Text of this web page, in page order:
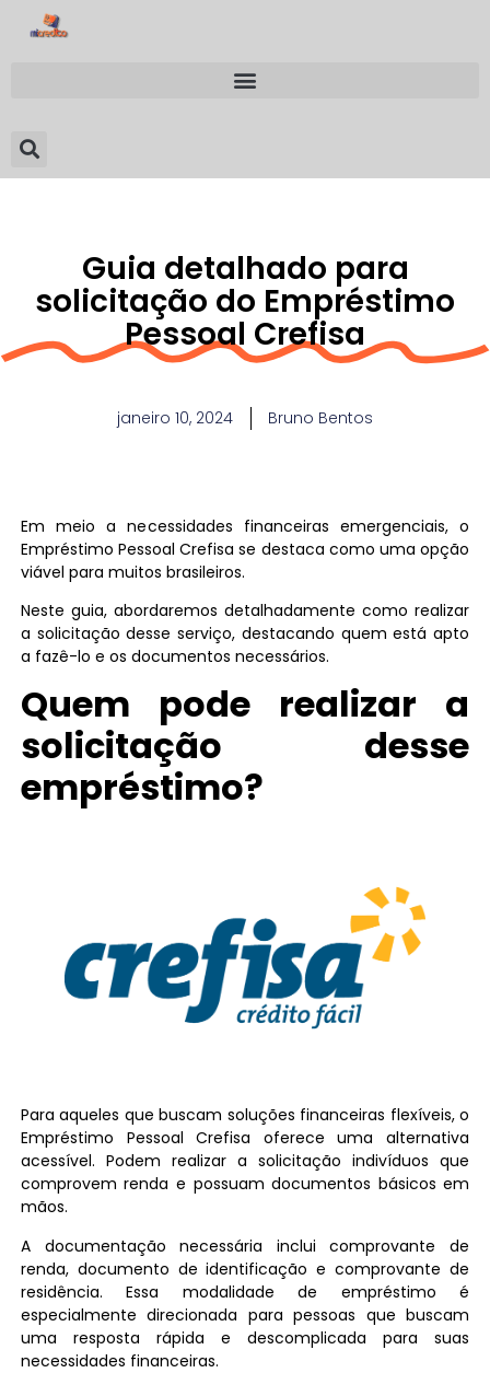
Guia detalhado para
solicitação do Empréstimo
Pessoal Crefisa
janeiro 10, 2024 Bruno Bentos
Em meio a necessidades financeiras emergenciais, o
Empréstimo Pessoal Crefisa se destaca como uma opção
viável para muitos brasileiros.
Neste guia, abordaremos detalhadamente como realizar
a solicitação desse serviço, destacando quem está apto
a fazê-lo e os documentos necessários.
Quem pode realizar a
solicitação desse
empréstimo?
Para aqueles que buscam soluções financeiras flexíveis, o
Empréstimo Pessoal Crefisa oferece uma alternativa
acessível. Podem realizar a solicitação indivíduos que
comprovem renda e possuam documentos básicos em
mãos.
A documentação necessária inclui comprovante de
renda, documento de identificação e comprovante de
residência. Essa modalidade de empréstimo é
especialmente direcionada para pessoas que buscam
uma resposta rápida e descomplicada para suas
necessidades financeiras.